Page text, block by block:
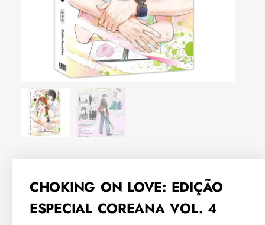
CHOKING ON LOVE: EDIÇÃO
ESPECIAL COREANA VOL. 4